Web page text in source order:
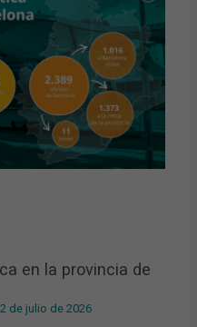
en la provincia de
de julio de 2026